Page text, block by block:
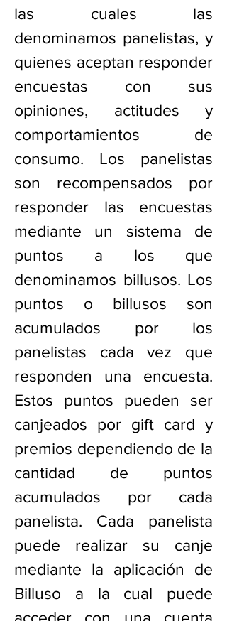
las cuales las
denominamos panelistas, y
quienes aceptan responder
encuestas con sus
opiniones, actitudes y
comportamientos de
consumo. Los panelistas
son recompensados por
responder las encuestas
mediante un sistema de
puntos a los que
denominamos billusos. Los
puntos o billusos son
acumulados por los
panelistas cada vez que
responden una encuesta.
Estos puntos pueden ser
canjeados por gift card y
premios dependiendo de la
cantidad de puntos
acumulados por cada
panelista. Cada panelista
puede realizar su canje
mediante la aplicación de
Billuso a la cual puede
acceder con una cuenta